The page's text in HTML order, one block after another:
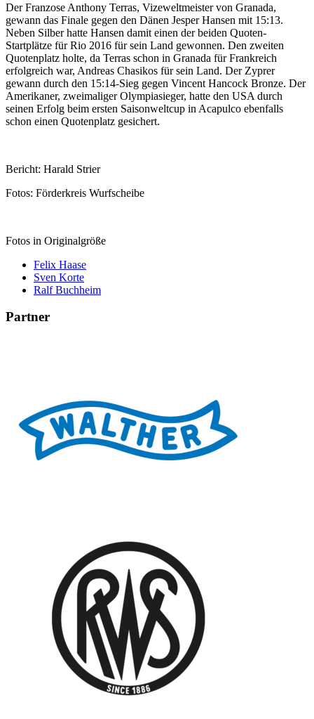
Der Franzose Anthony Terras, Vizeweltmeister von Granada,
gewann das Finale gegen den Dänen Jesper Hansen mit 15:13.
Neben Silber hatte Hansen damit einen der beiden Quoten-
Startplätze für Rio 2016 für sein Land gewonnen. Den zweiten
Quotenplatz holte, da Terras schon in Granada für Frankreich
erfolgreich war, Andreas Chasikos für sein Land. Der Zyprer
gewann durch den 15:14-Sieg gegen Vincent Hancock Bronze. Der
Amerikaner, zweimaliger Olympiasieger, hatte den USA durch
seinen Erfolg beim ersten Saisonweltcup in Acapulco ebenfalls
schon einen Quotenplatz gesichert.
Bericht: Harald Strier
Fotos: Förderkreis Wurfscheibe
Fotos in Originalgröße
Felix Haase
Sven Korte
Ralf Buchheim
Partner